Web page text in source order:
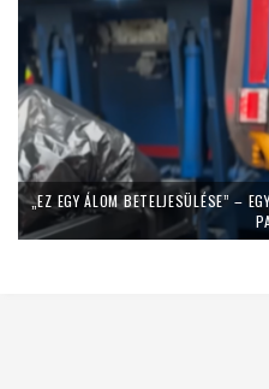
„EZ EGY ÁLOM BETELJESÜLÉSE” –